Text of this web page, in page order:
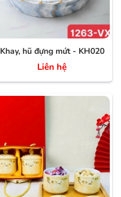
Khay, hũ đựng mứt - KH020
Liên hệ